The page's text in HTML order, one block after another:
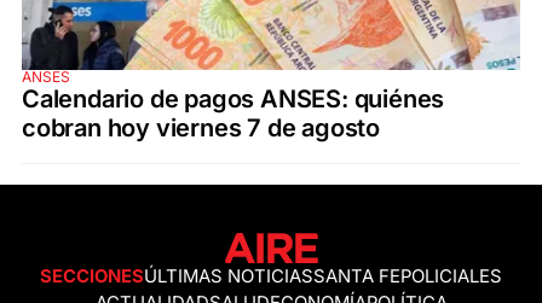
ANSES
Calendario de pagos ANSES: quiénes
cobran hoy viernes 7 de agosto
SECCIONESÚLTIMAS NOTICIASSANTA FEPOLICIALES